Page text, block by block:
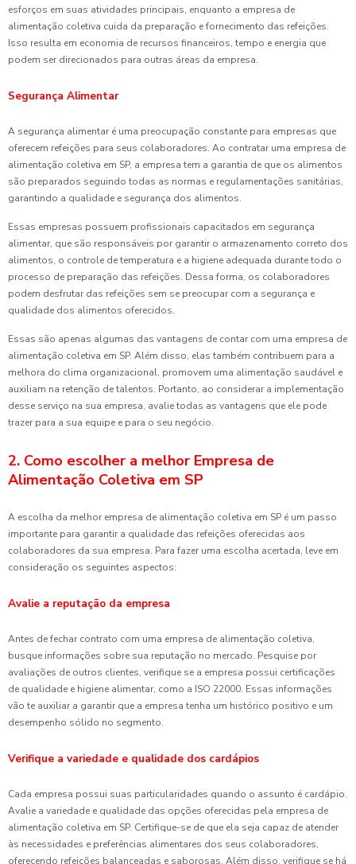
esforços em suas atividades principais, enquanto a empresa de
alimentação coletiva cuida da preparação e fornecimento das refeições.
Isso resulta em economia de recursos financeiros, tempo e energia que
podem ser direcionados para outras áreas da empresa.
Segurança Alimentar
A segurança alimentar é uma preocupação constante para empresas que
oferecem refeições para seus colaboradores. Ao contratar uma empresa de
alimentação coletiva em SP, a empresa tem a garantia de que os alimentos
são preparados seguindo todas as normas e regulamentações sanitárias,
garantindo a qualidade e segurança dos alimentos.
Essas empresas possuem profissionais capacitados em segurança
alimentar, que são responsáveis por garantir o armazenamento correto dos
alimentos, o controle de temperatura e a higiene adequada durante todo o
processo de preparação das refeições. Dessa forma, os colaboradores
podem desfrutar das refeições sem se preocupar com a segurança e
qualidade dos alimentos oferecidos.
Essas são apenas algumas das vantagens de contar com uma empresa de
alimentação coletiva em SP. Além disso, elas também contribuem para a
melhora do clima organizacional, promovem uma alimentação saudável e
auxiliam na retenção de talentos. Portanto, ao considerar a implementação
desse serviço na sua empresa, avalie todas as vantagens que ele pode
trazer para a sua equipe e para o seu negócio.
2. Como escolher a melhor Empresa de
Alimentação Coletiva em SP
A escolha da melhor empresa de alimentação coletiva em SP é um passo
importante para garantir a qualidade das refeições oferecidas aos
colaboradores da sua empresa. Para fazer uma escolha acertada, leve em
consideração os seguintes aspectos:
Avalie a reputação da empresa
Antes de fechar contrato com uma empresa de alimentação coletiva,
busque informações sobre sua reputação no mercado. Pesquise por
avaliações de outros clientes, verifique se a empresa possui certificações
de qualidade e higiene alimentar, como a ISO 22000. Essas informações
vão te auxiliar a garantir que a empresa tenha um histórico positivo e um
desempenho sólido no segmento.
Verifique a variedade e qualidade dos cardápios
Cada empresa possui suas particularidades quando o assunto é cardápio.
Avalie a variedade e qualidade das opções oferecidas pela empresa de
alimentação coletiva em SP. Certifique-se de que ela seja capaz de atender
às necessidades e preferências alimentares dos seus colaboradores,
oferecendo refeições balanceadas e saborosas. Além disso, verifique se há